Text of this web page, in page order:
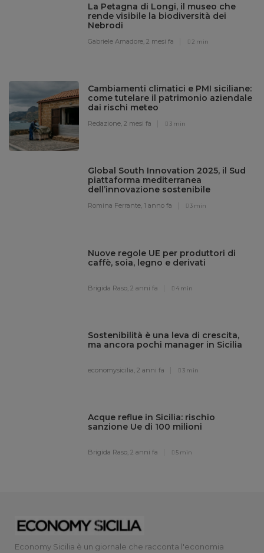
La Petagna di Longi, il museo che
rende visibile la biodiversità dei
Nebrodi
Gabriele Amadore,2 mesi fa 2 min
Cambiamenti climatici e PMI siciliane:
come tutelare il patrimonio aziendale
dai rischi meteo
Redazione,2 mesi fa 3 min
Global South Innovation 2025, il Sud
piattaforma mediterranea
dell’innovazione sostenibile
Romina Ferrante,1 anno fa 3 min
Nuove regole UE per produttori di
caffè, soia, legno e derivati
Brigida Raso,2 anni fa 4 min
Sostenibilità è una leva di crescita,
ma ancora pochi manager in Sicilia
economysicilia,2 anni fa 3 min
Acque reflue in Sicilia: rischio
sanzione Ue di 100 milioni
Brigida Raso,2 anni fa 5 min
Economy Sicilia è un giornale che racconta l'economia